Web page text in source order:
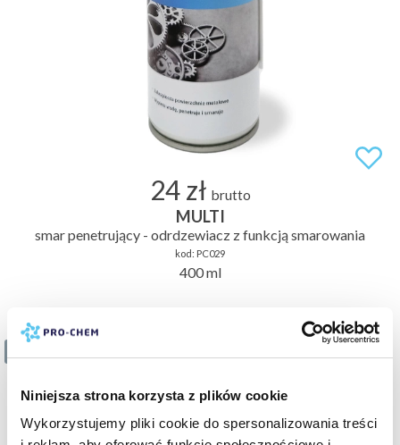
Niniejsza strona korzysta z plików cookie
Wykorzystujemy pliki cookie do spersonalizowania treści
24 zł brutto
MULTI
smar penetrujący - odrdzewiacz z funkcją smarowania
kod: PC029
400 ml